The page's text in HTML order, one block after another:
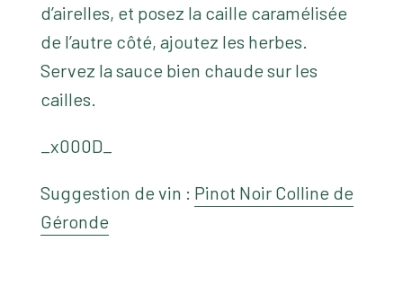
d’airelles, et posez la caille caramélisée
de l’autre côté, ajoutez les herbes.
Servez la sauce bien chaude sur les
cailles.
_x000D_
Suggestion de vin : Pinot Noir Colline de
Géronde